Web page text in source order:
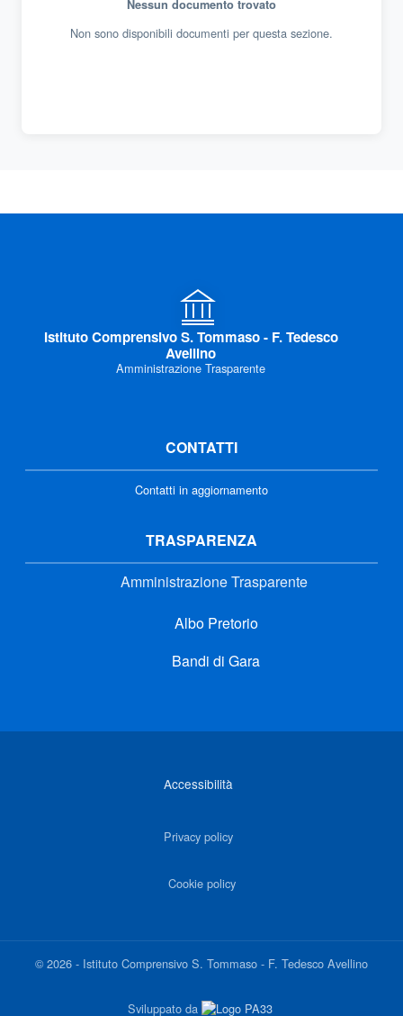
Nessun documento trovato
Non sono disponibili documenti per questa sezione.
Istituto Comprensivo S. Tommaso - F. Tedesco
Avellino
Amministrazione Trasparente
CONTATTI
Contatti in aggiornamento
TRASPARENZA
Amministrazione Trasparente
Albo Pretorio
Bandi di Gara
Accessibilità
Privacy policy
Cookie policy
©2026 - Istituto Comprensivo S. Tommaso - F. Tedesco Avellino
Sviluppato da